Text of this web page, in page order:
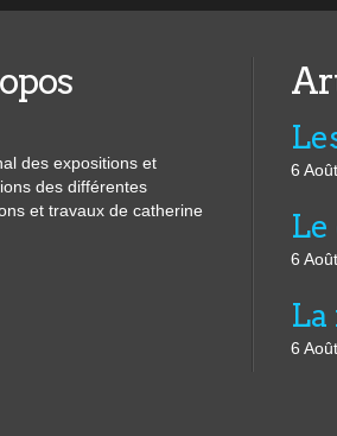
des expositions et
des différentes
et travaux de catherine
6
Le
6
6